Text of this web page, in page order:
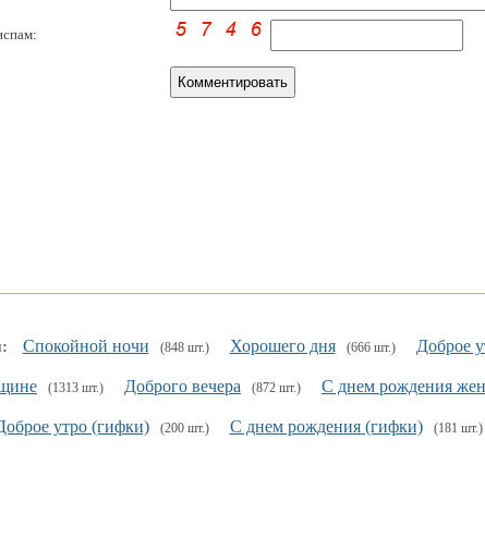
Спокойной ночи (848 шт.) Хорошего дня (666 шт.) Доброе
(1313 шт.) Доброго вечера (872 шт.) С днем рождения
утро (гифки) (200 шт.) С днем рождения (гифки) (181 шт.)